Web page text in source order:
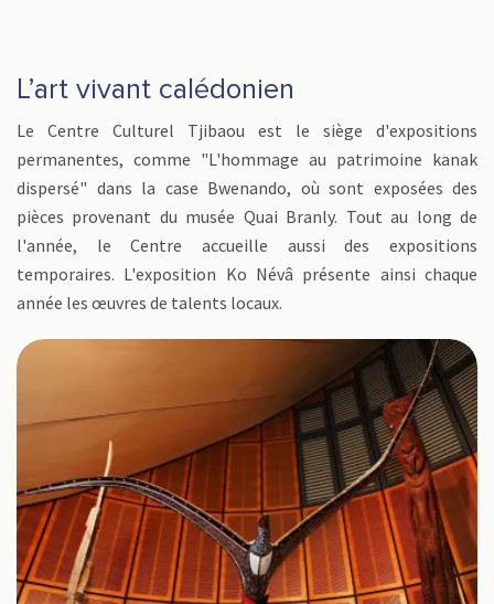
L’art vivant calédonien
Le Centre Culturel Tjibaou est le siège d'expositions
permanentes, comme "L'hommage au patrimoine kanak
dispersé" dans la case Bwenando, où sont exposées des
pièces provenant du musée Quai Branly. Tout au long de
l'année, le Centre accueille aussi des expositions
temporaires. L'exposition Ko Névâ présente ainsi chaque
année les œuvres de talents locaux.